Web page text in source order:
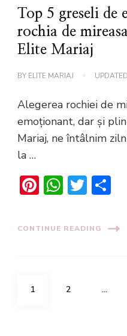
Top 5 greseli de
rochia de
Elite Mariaj
BY ELITE MARIAJ
Alegerea rochiei de
emoționant, dar și
Mariaj, ne întâlnim
la …
Pinterest
CONTINUE READING
Posts
PAGE
1 PAGE
2 …